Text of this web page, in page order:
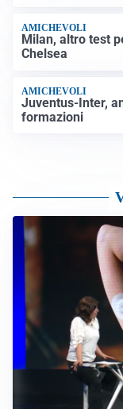
AMICHEVOLI
Milan, altro test
Chelsea
AMICHEVOLI
Juventus-Inter,
formazioni